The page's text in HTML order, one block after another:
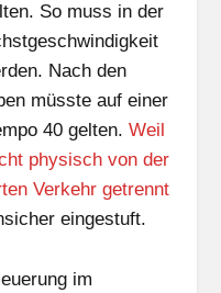
So muss in der
Nach den
müsste auf einer
40 gelten.Weil
physisch von der
Verkehr getrennt
eingestuft.
im